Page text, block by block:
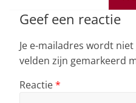
p
p
o
o
k
n
Geef een reactie
Je e-mailadres wordt
velden zijn gemarkeerd
Reactie*